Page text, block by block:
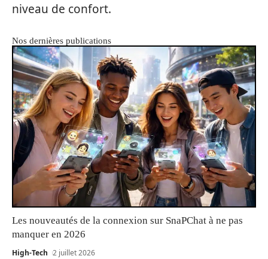
niveau de confort.
Nos dernières publications
Les nouveautés de la connexion sur SnaPChat à ne pas
manquer en 2026
High-Tech 2 juillet 2026